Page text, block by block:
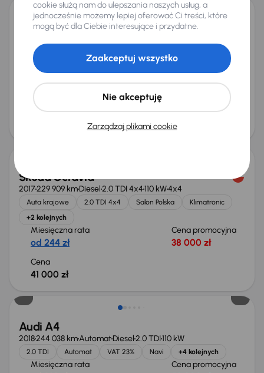
Opel Insignia
Auta krajowe 1.6 CDTI
+4 kolejnych
Miesięczna rata
od 286 zł
Cena promocyjna
Cena
Škoda Octavia
2017229 909 kmDiesel2.0 TDI 4x4110 kW4x4
Auta krajowe 2.0 TDI 4x4 Salon Polska
Klimatronic
+2 kolejnych
Miesięczna rata
od 244 zł
Cena promocyjna
38 000 zł
Cena
41 000 zł
Audi A4
2018244 038 kmAutomatDiesel2.0 TDI110 kW
2.0 TDI Automat VAT 23% Navi +4 kolejnych
Miesięczna rata Cena promocyjna
cookie służą nam do ulepszania naszych usług, a
jednocześnie możemy lepiej oferować Ci treści, które
mogą być dla Ciebie interesujące i przydatne.
Zarządzaj plikami cookie
Nie akceptuję
Zaakceptuj wszystko